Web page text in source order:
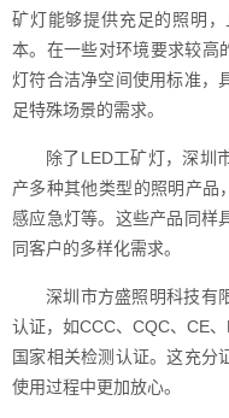
矿灯能够提供充足的照明
本。在一些对环境要求较高
灯符合洁净空间使用标准，
足特殊场景的需求。
除了LED工矿灯，深圳
产多种其他类型的照明产品
感应急灯等。这些产品同样
同客户的多样化需求。
深圳市方盛照明科技有
认证，如CCC、CQC、CE
国家相关检测认证。这充分
使用过程中更加放心。